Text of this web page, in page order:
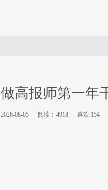
做高报师第一年
2026-08-05 阅读：4918 喜欢:154